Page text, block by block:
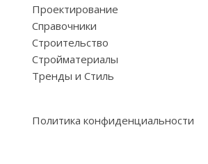
Проектирование
Справочники
Строительство
Стройматериалы
Тренды и Стиль
Политика конфиденциальности